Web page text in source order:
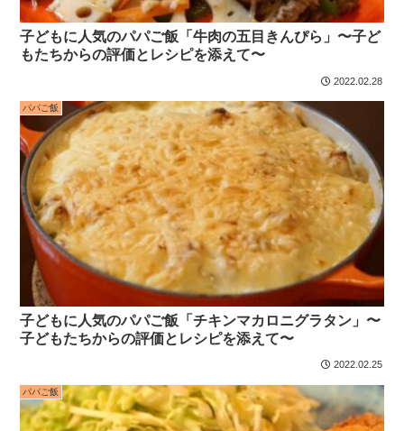
子どもに人気のパパご飯「牛肉の五目きんぴら」〜子ど
もたちからの評価とレシピを添えて〜
2022.02.28
パパご飯
子どもに人気のパパご飯「チキンマカロニグラタン」〜
子どもたちからの評価とレシピを添えて〜
2022.02.25
パパご飯